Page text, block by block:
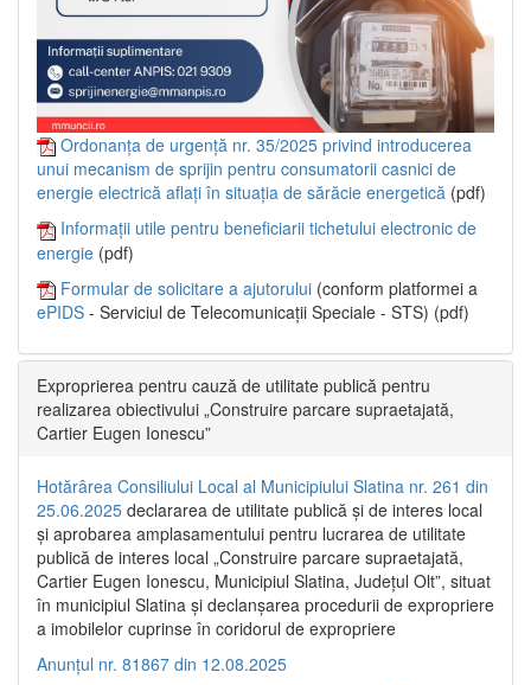
Ordonanța de urgență nr. 35/2025 privind introducerea
unui mecanism de sprijin pentru consumatorii casnici de
energie electrică aflați în situația de sărăcie energetică (pdf)
Informații utile pentru beneficiarii tichetului electronic de
energie (pdf)
Formular de solicitare a ajutorului (conform platformei a
ePIDS - Serviciul de Telecomunicații Speciale - STS) (pdf)
Exproprierea pentru cauză de utilitate publică pentru
realizarea obiectivului „Construire parcare supraetajată,
Cartier Eugen Ionescu”
Hotărârea Consiliului Local al Municipiului Slatina nr. 261 din
25.06.2025 declararea de utilitate publică și de interes local
și aprobarea amplasamentului pentru lucrarea de utilitate
publică de interes local „Construire parcare supraetajată,
Cartier Eugen Ionescu, Municipiul Slatina, Județul Olt”, situat
în municipiul Slatina și declanșarea procedurii de expropriere
a imobilelor cuprinse în coridorul de expropriere
Anunțul nr. 81867 din 12.08.2025